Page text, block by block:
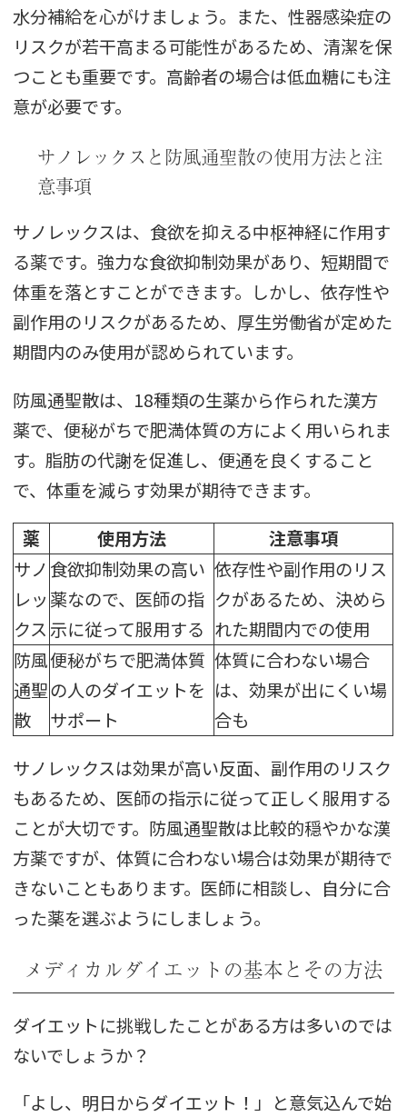
水分補給を心がけましょう。また、性器感染症の
リスクが若干高まる可能性があるため、清潔を保
つことも重要です。高齢者の場合は低血糖にも注
意が必要です。
サノレックスと防風通聖散の使用方法と注
意事項
サノレックスは、食欲を抑える中枢神経に作用す
る薬です。強力な食欲抑制効果があり、短期間で
体重を落とすことができます。しかし、依存性や
副作用のリスクがあるため、厚生労働省が定めた
期間内のみ使用が認められています。
防風通聖散は、18種類の生薬から作られた漢方
薬で、便秘がちで肥満体質の方によく用いられま
す。脂肪の代謝を促進し、便通を良くすること
で、体重を減らす効果が期待できます。
薬
使用方法
注意事項
サノ
レッ
クス
食欲抑制効果の高い
薬なので、医師の指
示に従って服用する
依存性や副作用のリス
クがあるため、決めら
れた期間内での使用
防風
通聖
散
便秘がちで肥満体質
の人のダイエットを
サポート
体質に合わない場合
は、効果が出にくい場
合も
サノレックスは効果が高い反面、副作用のリスク
もあるため、医師の指示に従って正しく服用する
ことが大切です。防風通聖散は比較的穏やかな漢
方薬ですが、体質に合わない場合は効果が期待で
きないこともあります。医師に相談し、自分に合
った薬を選ぶようにしましょう。
メディカルダイエットの基本とその方法
ダイエットに挑戦したことがある方は多いのでは
ないでしょうか？
「よし、明日からダイエット！」と意気込んで始